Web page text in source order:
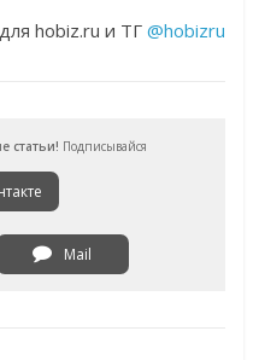
hobiz.ru и ТГ@hobizru
статьи! Подписывайся
Mail